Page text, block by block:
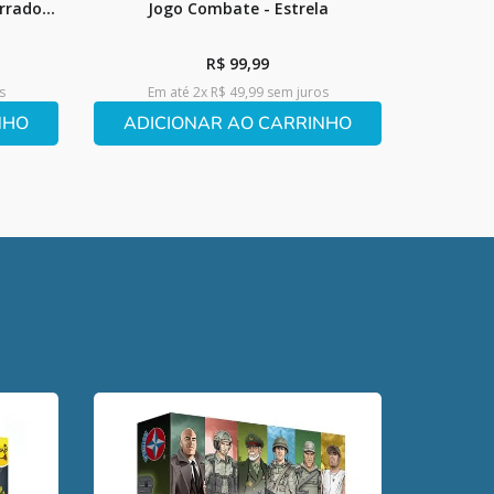
-
Jogo Combate - Estrela
R$ 99,99
Em até 2x R$ 49,99sem juros
ADICIONAR AO CARRINHO